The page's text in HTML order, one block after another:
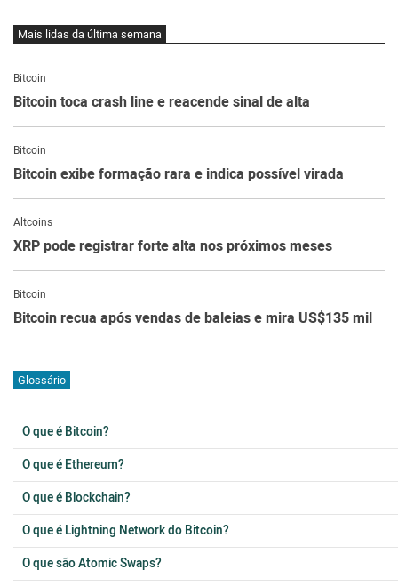
Mais lidas da última semana
Bitcoin
Bitcoin toca crash line e reacende sinal de alta
Bitcoin
Bitcoin exibe formação rara e indica possível virada
Altcoins
XRP pode registrar forte alta nos próximos meses
Bitcoin
Bitcoin recua após vendas de baleias e mira US$135 mil
Glossário
O que é Bitcoin?
O que é Ethereum?
O que é Blockchain?
O que é Lightning Network do Bitcoin?
O que são Atomic Swaps?